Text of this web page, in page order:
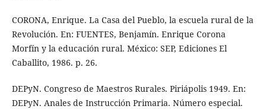
CORONA, Enrique. La Casa del Pueblo, la escuela rural de la
Revolución. En: FUENTES, Benjamín. Enrique Corona
Morfín y la educación rural. México: SEP, Ediciones El
Caballito, 1986. p. 26.
DEPyN. Congreso de Maestros Rurales. Piriápolis 1949. En:
DEPyN. Anales de Instrucción Primaria. Número especial.